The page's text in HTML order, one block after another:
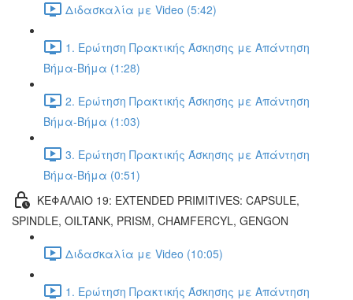
Διδασκαλία με Video (5:42)
1. Ερώτηση Πρακτικής Άσκησης με Απάντηση
Βήμα-Βήμα (1:28)
2. Ερώτηση Πρακτικής Άσκησης με Απάντηση
Βήμα-Βήμα (1:03)
3. Ερώτηση Πρακτικής Άσκησης με Απάντηση
Βήμα-Βήμα (0:51)
ΚΕΦΑΛΑΙΟ 19: EXTENDED PRIMITIVES: CAPSULE,
SPINDLE, OILTANK, PRISM, CHAMFERCYL, GENGON
Διδασκαλία με Video (10:05)
1. Ερώτηση Πρακτικής Άσκησης με Απάντηση